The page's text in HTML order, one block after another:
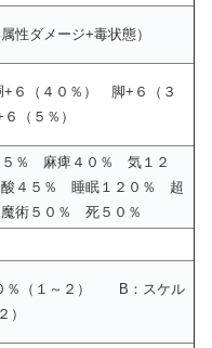
性ダメージ+毒状態）
６（４０％） 脚+６（３
（５％）
％ 麻痺４０％ 気１２
４５％ 睡眠１２０％ 超
術５０％ 死５０％
％（１～２） B：スケル
）